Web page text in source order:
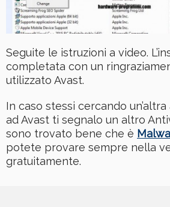
Seguite le istruzioni a video.
completata con un
utilizzato Avast.
In caso stessi cercando
ad Avast ti segnalo un altro
sono trovato bene che è
potete provare sempre nella
gratuitamente.